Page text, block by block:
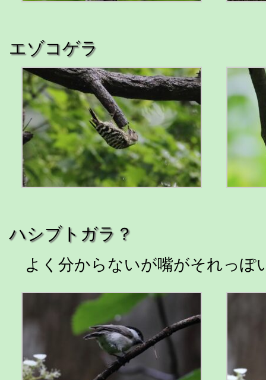
エゾコゲラ
ハシブトガラ？
よく分からないが嘴がそれっぽ